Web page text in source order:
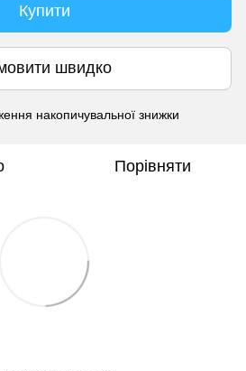
Купити
швидко
накопичувальної знижки
Порівняти